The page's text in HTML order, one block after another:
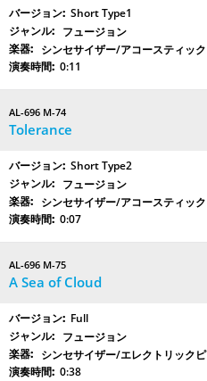
Short Type1
フュージョン
シンセサイザー/アコースティッ
0:11
AL-696 M-74
Tolerance
Short Type2
フュージョン
シンセサイザー/アコースティッ
0:07
AL-696 M-75
A Sea of Cloud
Full
フュージョン
シンセサイザー/エレクトリック
0:38